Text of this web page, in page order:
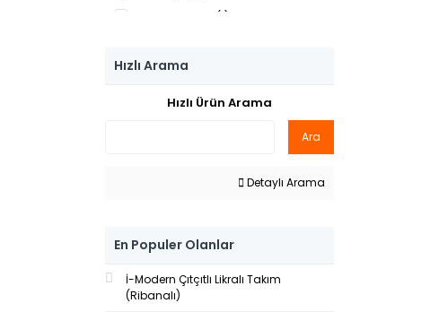
Benetton Yeşili (1)
Fuşya (1)
Lacivert (1)
Mor (1)
Hızlı Arama
Hızlı Ürün Arama
Ara
Detaylı Arama
En Populer Olanlar
İ-Modern Çıtçıtlı Likralı Takım
(Ribanalı)